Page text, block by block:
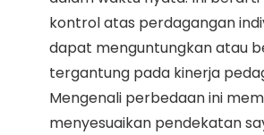
kontrol atas perdagangan
dapat menguntungkan atau
tergantung pada kinerja
Mengenali perbedaan ini
menyesuaikan pendekatan